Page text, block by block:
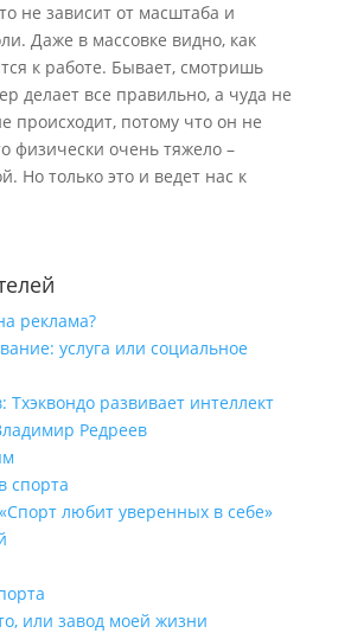
не зависит от масштаба и
Даже в массовке видно, как
к работе. Бывает, смотришь
делает все правильно, а чуда не
происходит, потому что он не
физически очень тяжело –
Но только это и ведет нас к
реклама?
услуга или социальное
развивает интеллект
Редреев
спорта
любит уверенных в себе»
или завод моей жизни